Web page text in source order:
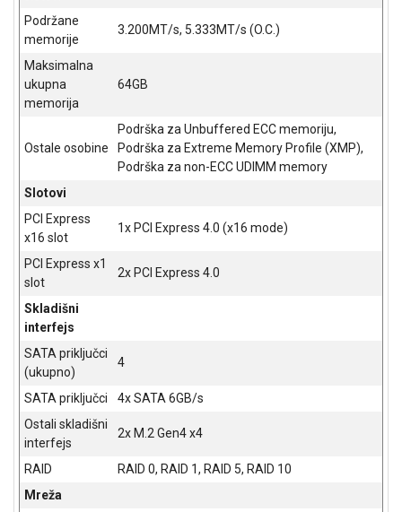
PRIBOR
FITNES
BAŠTA
KRIPTO
Podržane
memorije
3.200MT/s, 5.333MT/s (O.C.)
Maksimalna
ukupna
memorija
64GB
Ostale osobine
Podrška za Unbuffered ECC memoriju,
Podrška za Extreme Memory Profile (XMP),
Podrška za non-ECC UDIMM memory
Slotovi
PCI Express
x16 slot
1x PCI Express 4.0 (x16 mode)
PCI Express x1
slot
2x PCI Express 4.0
Skladišni
interfejs
SATA priključci
(ukupno)
4
SATA priključci
4x SATA 6GB/s
Ostali skladišni
interfejs
2x M.2 Gen4 x4
RAID
RAID 0, RAID 1, RAID 5, RAID 10
Mreža